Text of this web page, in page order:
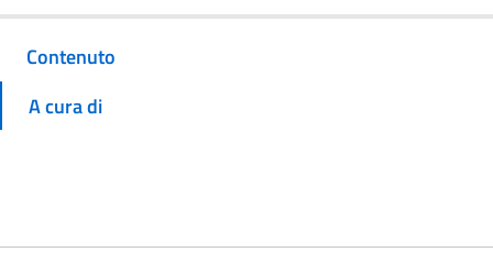
Contenuto
A cura di